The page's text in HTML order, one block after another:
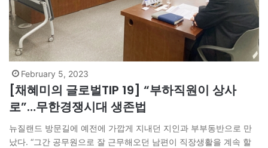
February 5, 2023
[채혜미의 글로벌TIP 19] “부하직원이 상사
로”…무한경쟁시대 생존법
뉴질랜드 방문길에 예전에 가깝게 지내던 지인과 부부동반으로 만
났다. “그간 공무원으로 잘 근무해오던 남편이 직장생활을 계속 할